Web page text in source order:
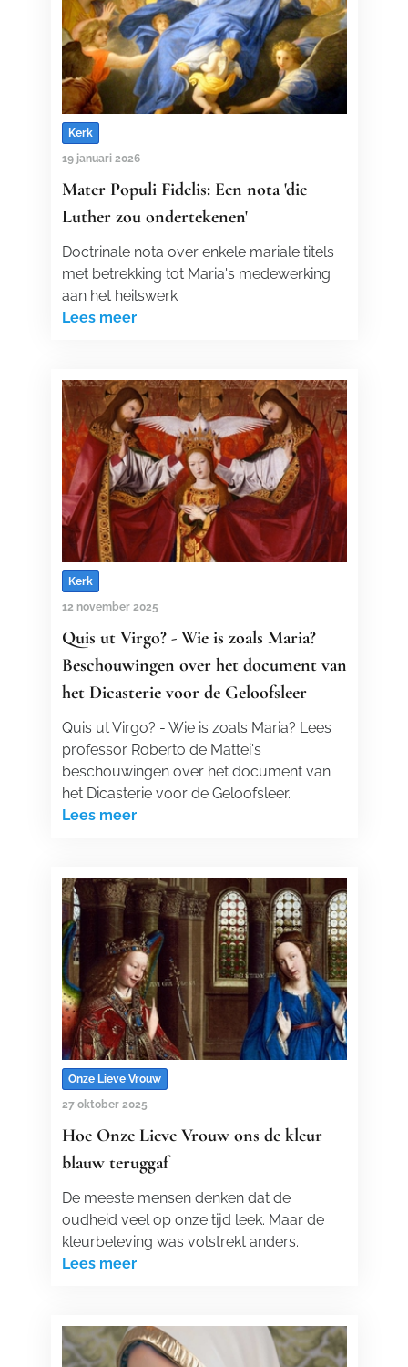
Kerk
19 januari 2026
Mater Populi Fidelis: Een nota 'die
Luther zou ondertekenen'
Doctrinale nota over enkele mariale titels
met betrekking tot Maria's medewerking
aan het heilswerk
Lees meer
Kerk
12 november 2025
Quis ut Virgo? - Wie is zoals Maria?
Beschouwingen over het document van
het Dicasterie voor de Geloofsleer
Quis ut Virgo? - Wie is zoals Maria? Lees
professor Roberto de Mattei's
beschouwingen over het document van
het Dicasterie voor de Geloofsleer.
Lees meer
Onze Lieve Vrouw
27 oktober 2025
Hoe Onze Lieve Vrouw ons de kleur
blauw teruggaf
De meeste mensen denken dat de
oudheid veel op onze tijd leek. Maar de
kleurbeleving was volstrekt anders.
Lees meer